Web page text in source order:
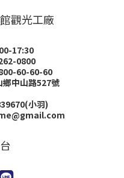
觀光工廠
17:30
0800
60-60-60
中山路527號
小羽)